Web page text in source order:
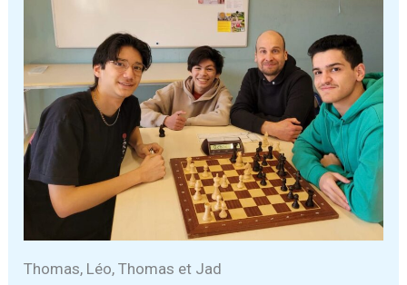
Thomas, Léo, Thomas et Jad